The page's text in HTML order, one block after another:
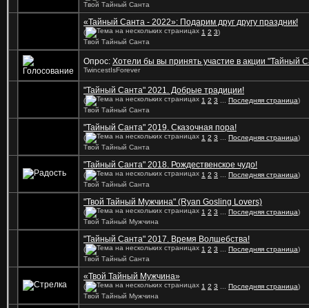
Твой Тайный Санта
«Тайный Санта - 2022»: Подарим друг другу праздник!
( 1 2 3)
Твой Тайный Санта
Опрос: Хотели бы вы принять участие в акции "Тайный
TwincestIsForever
"Тайный Санта" 2021. Добрые традиции!
( 1 2 3 Последняя страница)
Твой Тайный Санта
"Тайный Санта" 2019. Сказочная пора!
( 1 2 3 Последняя страница)
Твой Тайный Санта
"Тайный Санта" 2018. Рождественское чудо!
( 1 2 3 Последняя страница)
Твой Тайный Санта
"Твой Тайный Мужчина" (Ryan Gosling Lovers)
( 1 2 3 Последняя страница)
Твой Тайный Мужчина
"Тайный Санта" 2017. Время Волшебства!
( 1 2 3 Последняя страница)
Твой Тайный Санта
«Твой Тайный Мужчина»
( 1 2 3 Последняя страница)
Твой Тайный Мужчина